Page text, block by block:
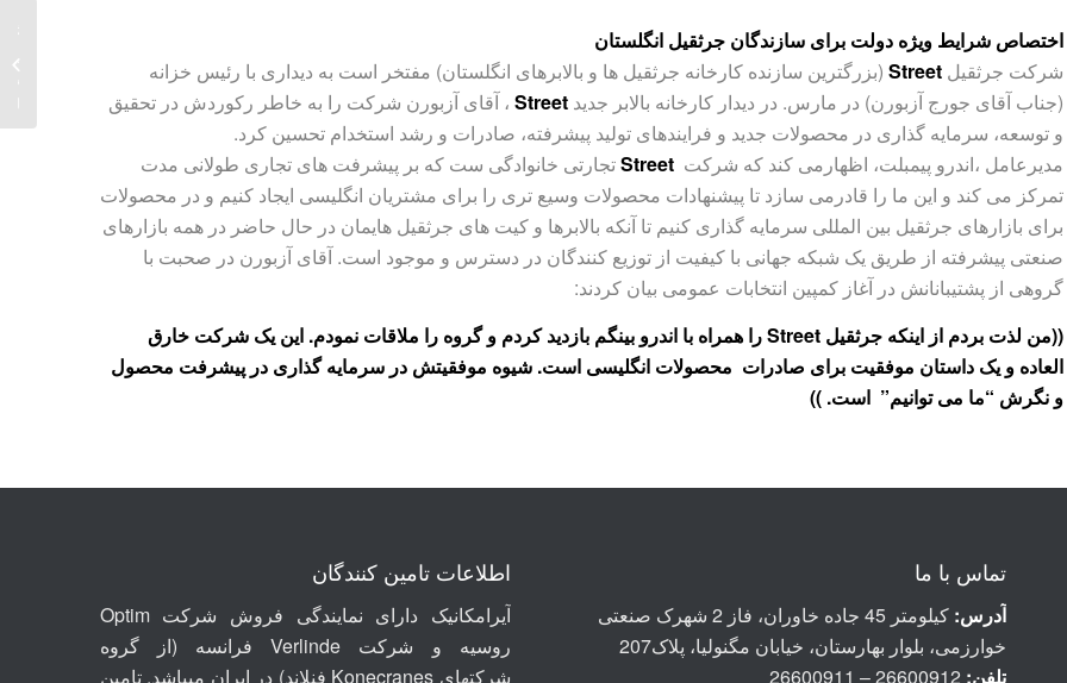
اختصاص شرایط ویژه دولت برای سازندگان جرثقیل انگلستان
شرکت جرثقیلStreet (بزرگترین سازنده کارخانه جرثقیل ها و بالابرهای انگلستان) مفتخر است به دیداری با رئیس خزانه
(جناب آقای جورج آزبورن) در مارس. در دیدار کارخانه بالابر جدیدStreet ، آقای آزبورن شرکت را به خاطر رکوردش در تحقیق
و توسعه، سرمایه گذاری در محصولات جدید و فرایندهای تولید پیشرفته، صادرات و رشد استخدام تحسین کرد.
مدیرعامل ،اندرو پیمبلت، اظهارمی کند که شرکتStreetتجارتی خانوادگی ست که بر پیشرفت های تجاری طولانی مدت
تمرکز می کند و این ما را قادرمی سازد تا پیشنهادات محصولات وسیع تری را برای مشتریان انگلیسی ایجاد کنیم و در محصولات
برای بازارهای جرثقیل بین المللی سرمایه گذاری کنیم تا آنکه بالابرها و کیت های جرثقیل هایمان در حال حاضر در همه بازارهای
صنعتی پیشرفته از طریق یک شبکه جهانی با کیفیت از توزیع کنندگان در دسترس و موجود است. آقای آزبورن در صحبت با
گروهی از پشتیبانانش در آغاز کمپین انتخابات عمومی بیان کردند:
((من لذت بردم از اینکه جرثقیل Street را همراه با اندرو بینگم بازدید کردم و گروه را ملاقات نمودم. این یک شرکت خارق
العاده و یک داستان موفقیت برای صادرات محصولات انگلیسی است. شیوه موفقیتش در سرمایه گذاری در پیشرفت محصول
و نگرش “ما می توانیم” است. ))
تماس با ما
آدرس:
کیلومتر 45 جاده خاوران، فاز 2 شهرک صنعتی
خوارزمی، بلوار بهارستان، خیابان مگنولیا، پلاک207
تلفن:
اطلاعات تامین کنندگان
آیرامکانیک دارای نمایندگی فروش شرکت Optim
روسیه و شرکت Verlindeفرانسه (از گروه
شرکتهای Konecranes فنلاند) در ایران میباشد. تامین
به